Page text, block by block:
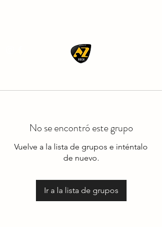
No se encontró este grupo
Vuelve a la lista de grupos e inténtalo
de nuevo.
Ir a la lista de grupos